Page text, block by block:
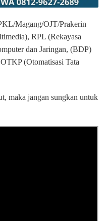
Magang/OJT/Prakerin
RPL (Rekayasa
dan Jaringan, (BDP)
(Otomatisasi Tata
maka jangan sungkan untuk